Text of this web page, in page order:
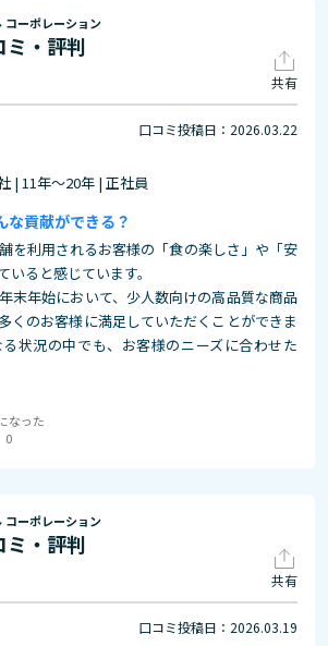
コーポレーション
ミ・評判
共有
口コミ投稿日：2026.03.22
| 11年～20年 | 正社員
な貢献ができる？
を利用されるお客様の「食の楽しさ」や「安
ると感じています。
末年始において、少人数向けの高品質な商品
くのお客様に満足していただくことができま
状況の中でも、お客様のニーズに合わせた
なった
0
コーポレーション
ミ・評判
共有
口コミ投稿日：2026.03.19